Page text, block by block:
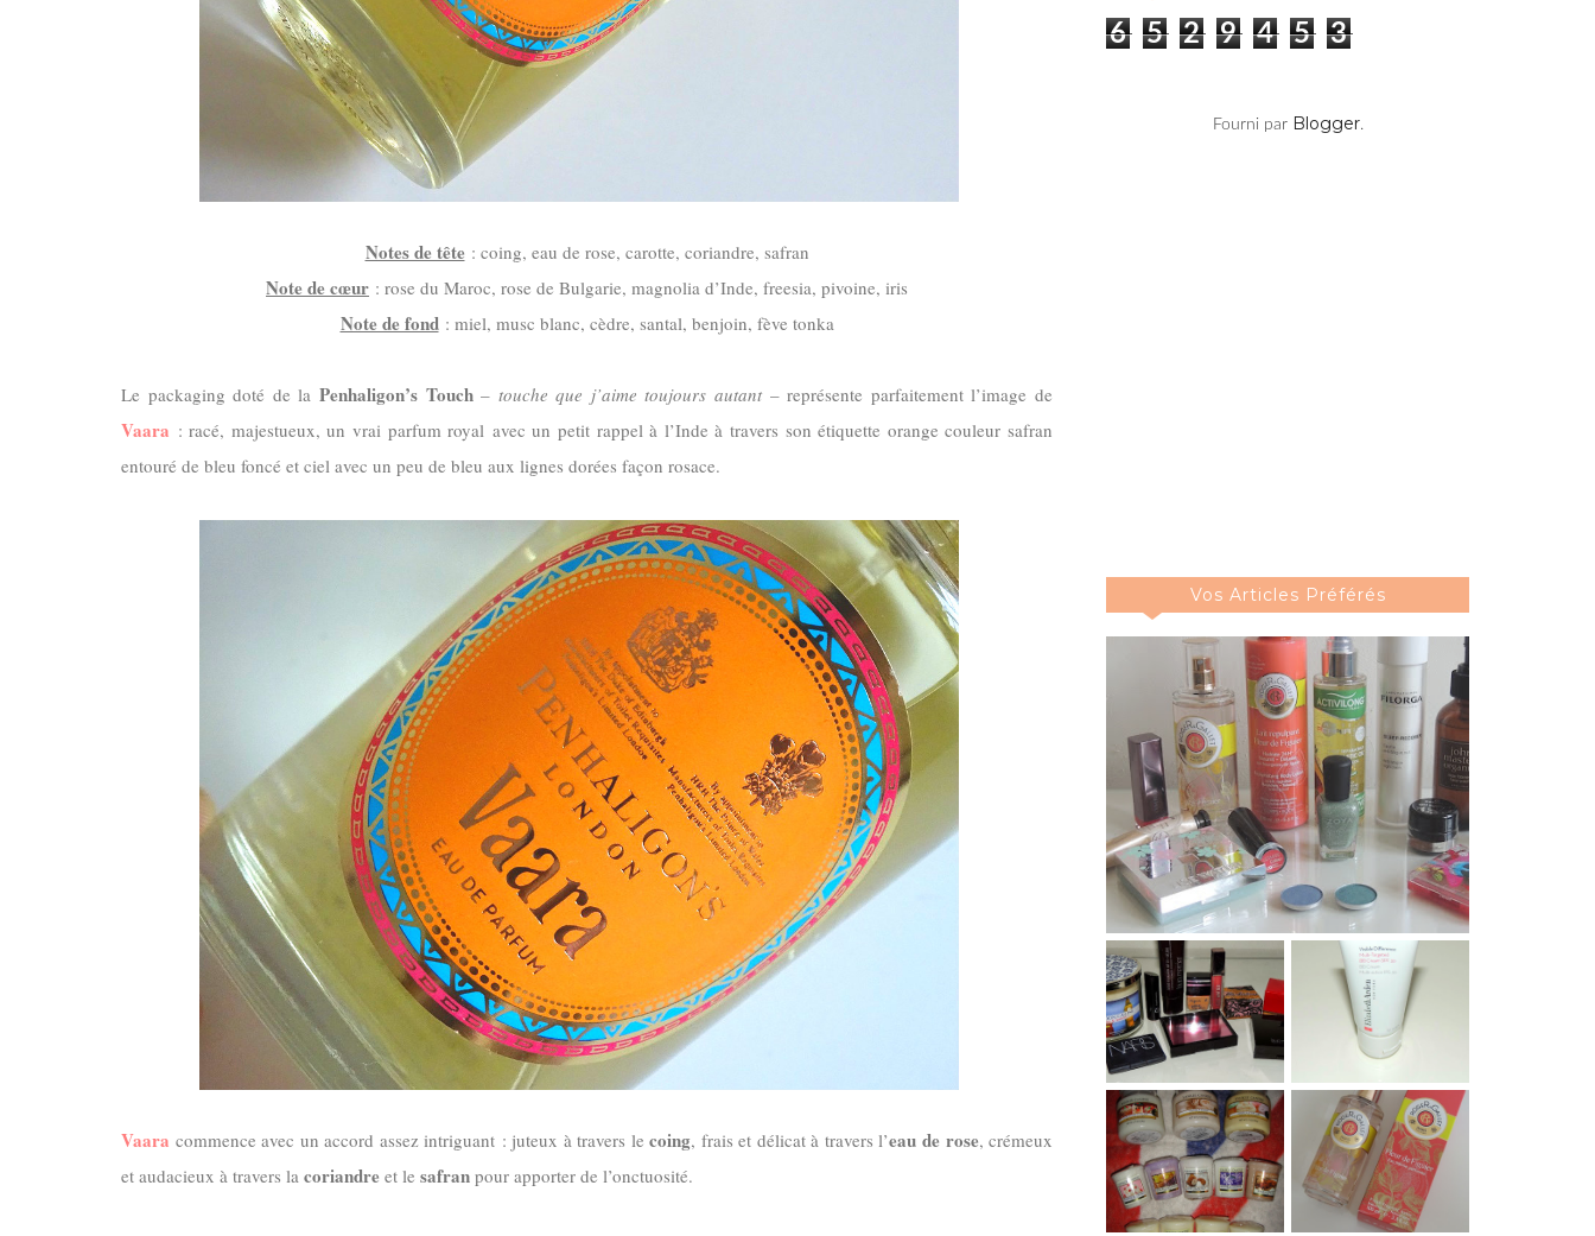
Notes de tête : coing, eau de rose, carotte, coriandre, safran
Note de cœur : rose du Maroc, rose de Bulgarie, magnolia d’Inde, freesia, pivoine, iris
Note de fond: miel, musc blanc, cèdre, santal, benjoin, fève tonka
Le packaging doté dela Penhaligon’s Touch– touche que j’aime toujours autant– représente parfaitement l’image de
Vaara : racé, majestueux, un vrai parfum royal avec un petit rappel à l’Inde à travers son étiquette orange couleur safran
entouré de bleu foncé et ciel avec un peu de bleu aux lignes dorées façon rosace.
Vaara commence avec un accord assez intriguant : juteux à travers lecoing, frais et délicat à travers l’eau de rose, crémeux
et audacieux à travers la coriandre et le safran pour apporter de l’onctuosité.
6 5 2 9 4 5 3
Fourni par Blogger.
Vos Articles Préférés